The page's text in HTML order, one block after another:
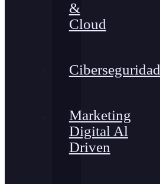
&
Cloud
Ciberseguridad
Marketing
Digital Al
Driven